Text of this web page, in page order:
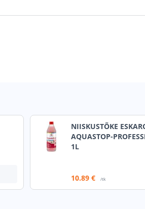
NIISKUSTÕKE
AQUASTOP-
1L
10.89 € /tk